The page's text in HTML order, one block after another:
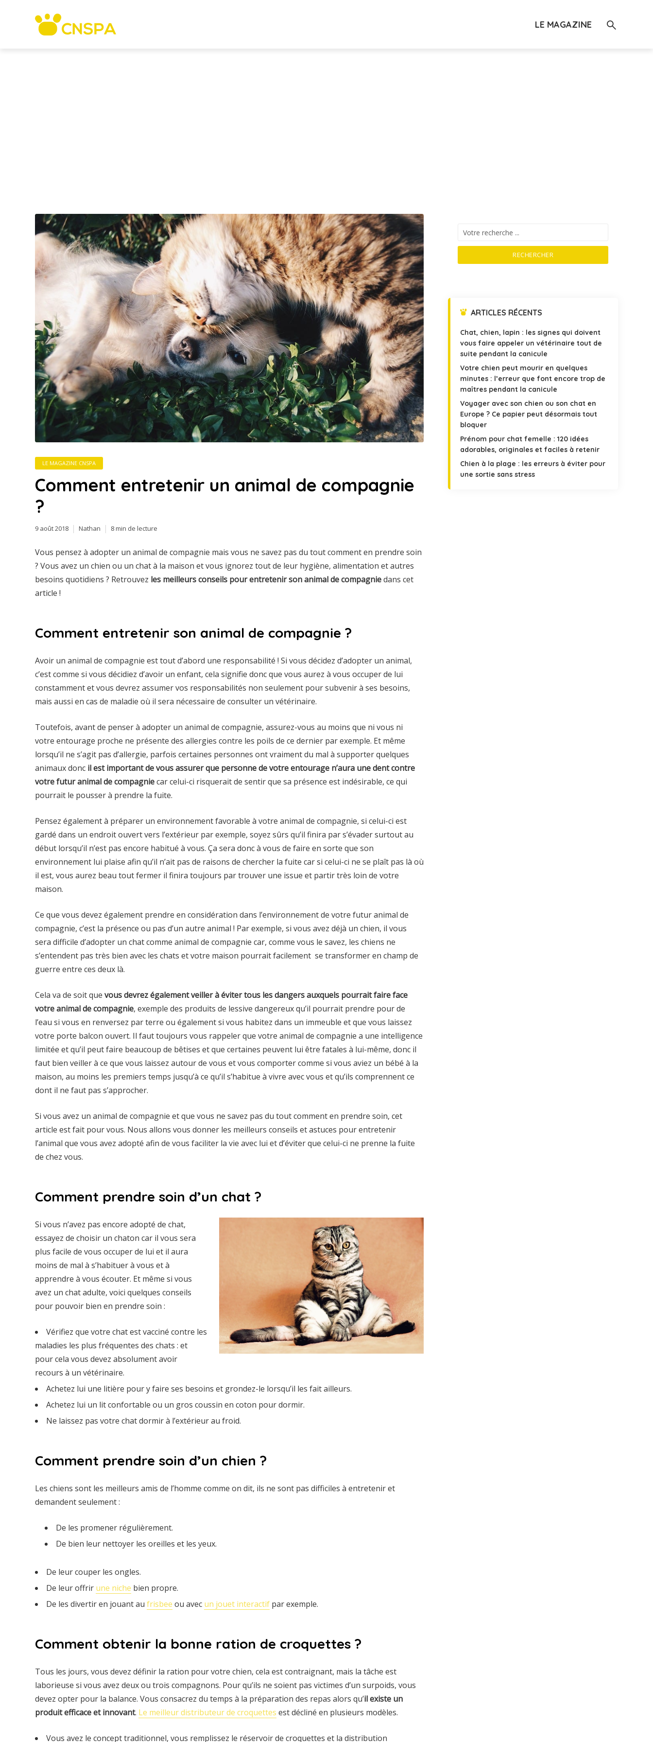
LE MAGAZINE
LE MAGAZINE CNSPA
Comment entretenir un animal de compagnie
?
9 août 2018 Nathan 8 min de lecture
Vous pensez à adopter un animal de compagnie mais vous ne savez pas du tout comment en prendre soin
? Vous avez un chien ou un chat à la maison et vous ignorez tout de leur hygiène, alimentation et autres
besoins quotidiens ? Retrouvez les meilleurs conseils pour entretenir son animal de compagniedans cet
article !
Comment entretenir son animal de compagnie ?
Avoir un animal de compagnie est tout d’abord une responsabilité ! Si vous décidez d’adopter un animal,
c’est comme si vous décidiez d’avoir un enfant, cela signifie donc que vous aurez à vous occuper de lui
constamment et vous devrez assumer vos responsabilités non seulement pour subvenir à ses besoins,
mais aussi en cas de maladie où il sera nécessaire de consulter un vétérinaire.
Toutefois, avant de penser à adopter un animal de compagnie, assurez-vous au moins que ni vous ni
votre entourage proche ne présente des allergies contre les poils de ce dernier par exemple. Et même
lorsqu’il ne s’agit pas d’allergie, parfois certaines personnes ont vraiment du mal à supporter quelques
animaux donc il est important de vous assurer que personne de votre entourage n’aura une dent contre
votre futur animal de compagniecar celui-ci risquerait de sentir que sa présence est indésirable, ce qui
pourrait le pousser à prendre la fuite.
Pensez également à préparer un environnement favorable à votre animal de compagnie, si celui-ci est
gardé dans un endroit ouvert vers l’extérieur par exemple, soyez sûrs qu’il finira par s’évader surtout au
début lorsqu’il n’est pas encore habitué à vous. Ça sera donc à vous de faire en sorte que son
environnement lui plaise afin qu’il n’ait pas de raisons de chercher la fuite car si celui-ci ne se plaît pas là où
il est, vous aurez beau tout fermer il finira toujours par trouver une issue et partir très loin de votre
maison.
Ce que vous devez également prendre en considération dans l’environnement de votre futur animal de
compagnie, c’est la présence ou pas d’un autre animal ! Par exemple, si vous avez déjà un chien, il vous
sera difficile d’adopter un chat comme animal de compagnie car, comme vous le savez, les chiens ne
s’entendent pas très bien avec les chats et votre maison pourrait facilement se transformer en champ de
guerre entre ces deux là.
Cela va de soit que vous devrez également veiller à éviter tous les dangers auxquels pourrait faire face
votre animal de compagnie, exemple des produits de lessive dangereux qu’il pourrait prendre pour de
l’eau si vous en renversez par terre ou également si vous habitez dans un immeuble et que vous laissez
votre porte balcon ouvert. Il faut toujours vous rappeler que votre animal de compagnie a une intelligence
limitée et qu’il peut faire beaucoup de bêtises et que certaines peuvent lui être fatales à lui-même, donc il
faut bien veiller à ce que vous laissez autour de vous et vous comporter comme si vous aviez un bébé à la
maison, au moins les premiers temps jusqu’à ce qu’il s’habitue à vivre avec vous et qu’ils comprennent ce
dont il ne faut pas s’approcher.
Si vous avez un animal de compagnie et que vous ne savez pas du tout comment en prendre soin, cet
article est fait pour vous. Nous allons vous donner les meilleurs conseils et astuces pour entretenir
l’animal que vous avez adopté afin de vous faciliter la vie avec lui et d’éviter que celui-ci ne prenne la fuite
de chez vous.
Comment prendre soin d’un chat ?
Si vous n’avez pas encore adopté de chat,
essayez de choisir un chaton car il vous sera
plus facile de vous occuper de lui et il aura
moins de mal à s’habituer à vous et à
apprendre à vous écouter. Et même si vous
avez un chat adulte, voici quelques conseils
pour pouvoir bien en prendre soin :
Vérifiez que votre chat est vacciné contre les
maladies les plus fréquentes des chats : et
pour cela vous devez absolument avoir
recours à un vétérinaire.
Achetez lui une litière pour y faire ses besoins et grondez-le lorsqu’il les fait ailleurs.
Achetez lui un lit confortable ou un gros coussin en coton pour dormir.
Ne laissez pas votre chat dormir à l’extérieur au froid.
Comment prendre soin d’un chien ?
Les chiens sont les meilleurs amis de l’homme comme on dit, ils ne sont pas difficiles à entretenir et
demandent seulement :
De les promener régulièrement.
De bien leur nettoyer les oreilles et les yeux.
De leur couper les ongles.
De leur offrir une niche bien propre.
De les divertir en jouant au frisbee ou avec un jouet interactif par exemple.
Comment obtenir la bonne ration de croquettes ?
Tous les jours, vous devez définir la ration pour votre chien, cela est contraignant, mais la tâche est
laborieuse si vous avez deux ou trois compagnons. Pour qu’ils ne soient pas victimes d’un surpoids, vous
devez opter pour la balance. Vous consacrez du temps à la préparation des repas alors qu’il existe un
produit efficace et innovant. Le meilleur distributeur de croquettes est décliné en plusieurs modèles.
Vous avez le concept traditionnel, vous remplissez le réservoir de croquettes et la distribution
RECHERCHER
ARTICLES RÉCENTS
Chat, chien, lapin : les signes qui doivent
vous faire appeler un vétérinaire tout de
suite pendant la canicule
Votre chien peut mourir en quelques
minutes : l’erreur que font encore trop de
maîtres pendant la canicule
Voyager avec son chien ou son chat en
Europe ? Ce papier peut désormais tout
bloquer
Prénom pour chat femelle : 120 idées
adorables, originales et faciles à retenir
Chien à la plage : les erreurs à éviter pour
une sortie sans stress